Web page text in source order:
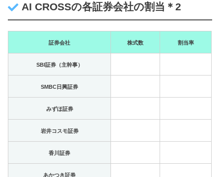
AI CROSSの各証券会社の割当＊2
証券会社 株式数 割当率
SBI証券（主幹事）
SMBC日興証券
みずほ証券
岩井コスモ証券
香川証券
あかつき証券